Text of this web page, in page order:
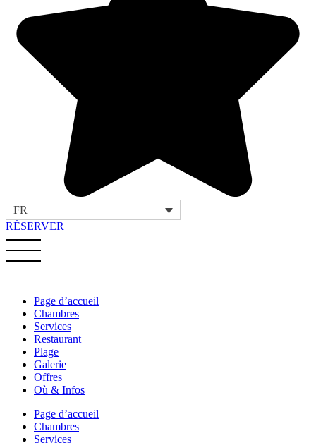
FR
RÉSERVER
Page d’accueil
Chambres
Services
Restaurant
Plage
Galerie
Offres
Où & Infos
Page d’accueil
Chambres
Services